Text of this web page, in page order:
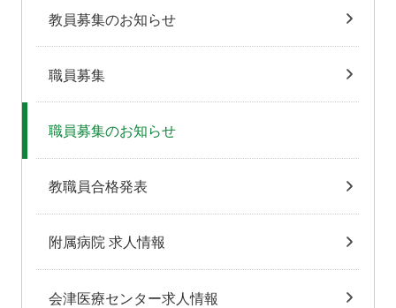
教員募集のお知らせ
職員募集
職員募集のお知らせ
教職員合格発表
附属病院 求人情報
会津医療センター求人情報